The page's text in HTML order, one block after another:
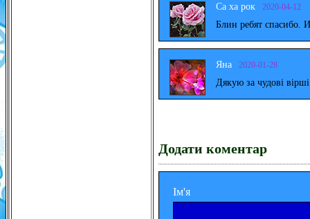
Са ха рок 2020-04-12
Блин ребят спасибо.
Яна 2020-01-28
Дякую за чудові
Додати коментар
Ім'я